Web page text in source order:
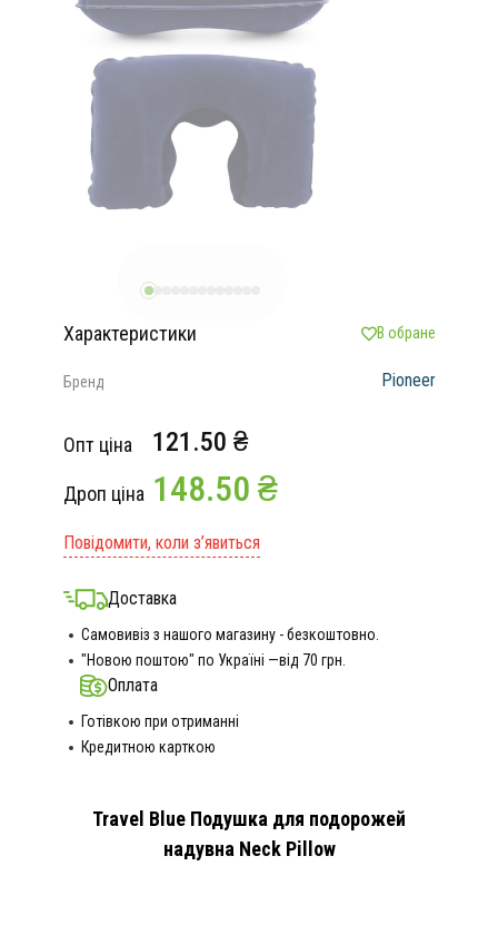
Характеристики В обране
Бренд Pioneer
Опт ціна 121.50 ₴
Дроп ціна 148.50 ₴
Повідомити, коли з’явиться
Доставка
Самовивіз з нашого магазину - безкоштовно.
"Новою поштою" по Україні —від 70 грн.
Оплата
Готівкою при отриманні
Кредитною карткою
Travel Blue Подушка для подорожей
надувна Neck Pillow